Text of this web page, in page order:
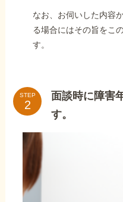
なお、お伺いした内容
る場合にはその旨をこ
す。
STEP
面談時に障害
す。